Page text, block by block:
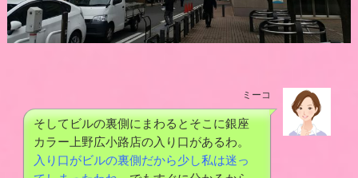
ミーコ
そしてビルの裏側にまわるとそこに銀座
カラー上野広小路店の入り口があるわ。
入り口がビルの裏側だから少し私は迷っ